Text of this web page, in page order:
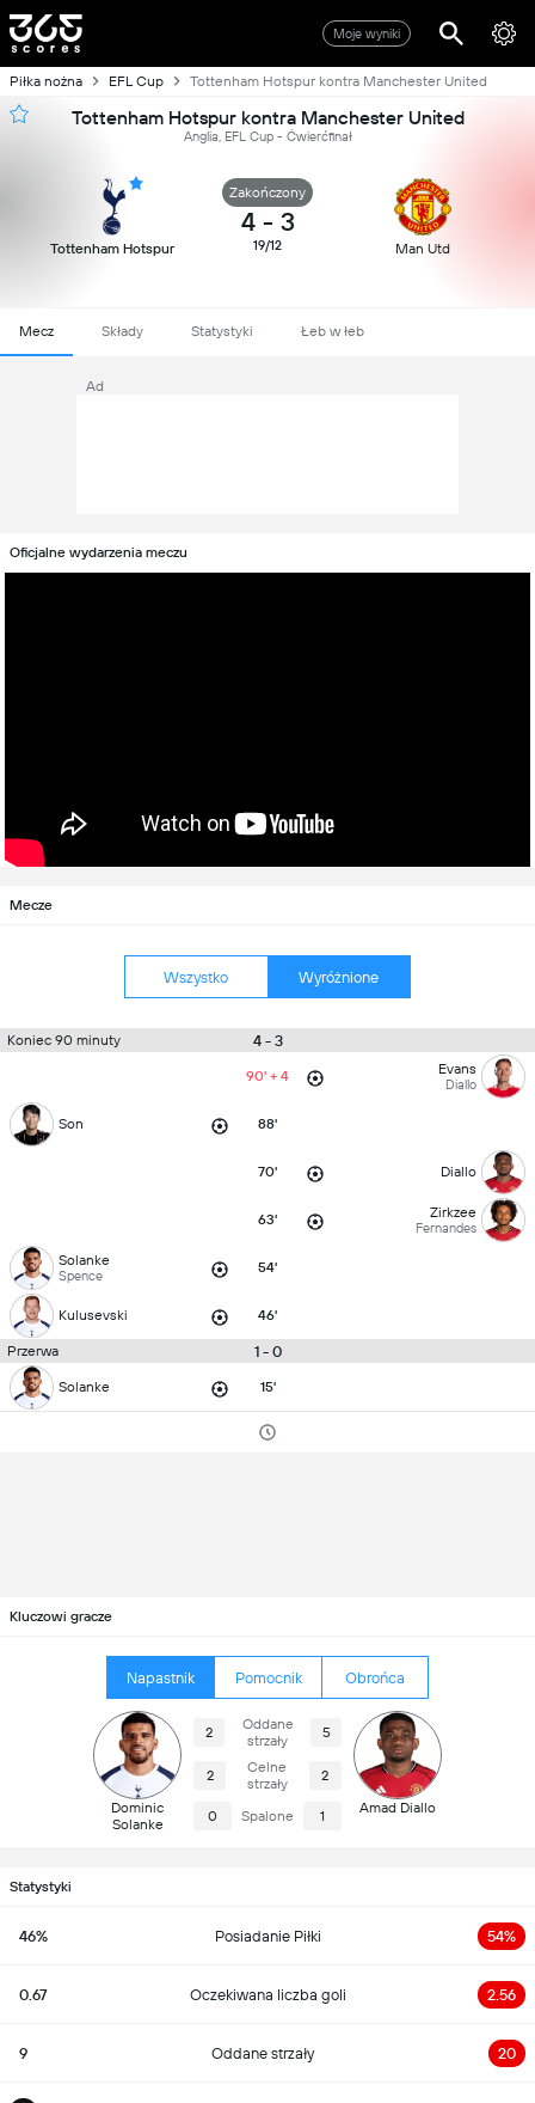
Moje wyniki
Piłka nożna EFL Cup Tottenham Hotspur kontra Manchester United
Tottenham Hotspur kontra Manchester United
Anglia, EFL Cup - Ćwierćfinał
Tottenham Hotspur
Zakończony
4 - 3
19/12 Man Utd
Mecz Składy Statystyki Łeb w łeb
Ad
Oficjalne wydarzenia meczu
Mecze
Wszystko Wyróżnione
Koniec 90 minuty 4 - 3
90' + 4 Evans
Diallo
Son 88'
70' Diallo
63' Zirkzee
Fernandes
Solanke
Spence 54'
Kulusevski 46'
Przerwa 1 - 0
Solanke 15'
Kluczowi gracze
Napastnik Pomocnik Obrońca
Dominic
Solanke
2
Oddane
strzały
5
2
Celne
strzały
2
0 Spalone 1 Amad Diallo
Statystyki
46% Posiadanie Piłki 54%
0.67 Oczekiwana liczba goli 2.56
9 Oddane strzały 20